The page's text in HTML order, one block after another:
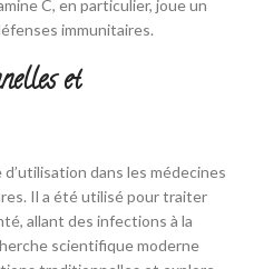
C, en particulier, joue un
immunitaires.
et
dans les médecines
Il a été utilisé pour traiter
allant des infections à la
scientifique moderne